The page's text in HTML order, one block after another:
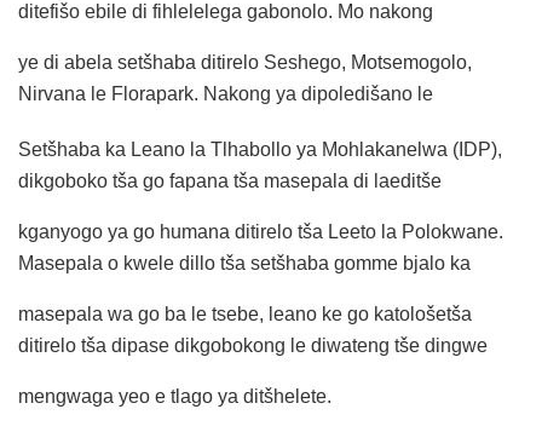
ditefišo ebile di fihlelelega gabonolo. Mo nakong
ye di abela setšhaba ditirelo Seshego, Motsemogolo,
Nirvana le Florapark. Nakong ya dipoledišano le
Setšhaba ka Leano la Tlhabollo ya Mohlakanelwa (IDP),
dikgoboko tša go fapana tša masepala di laeditše
kganyogo ya go humana ditirelo tša Leeto la Polokwane.
Masepala o kwele dillo tša setšhaba gomme bjalo ka
masepala wa go ba le tsebe, leano ke go katološetša
ditirelo tša dipase dikgobokong le diwateng tše dingwe
mengwaga yeo e tlago ya ditšhelete.